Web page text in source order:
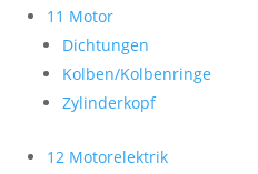
11 Motor
Dichtungen
Kolben/Kolbenringe
Zylinderkopf
12 Motorelektrik